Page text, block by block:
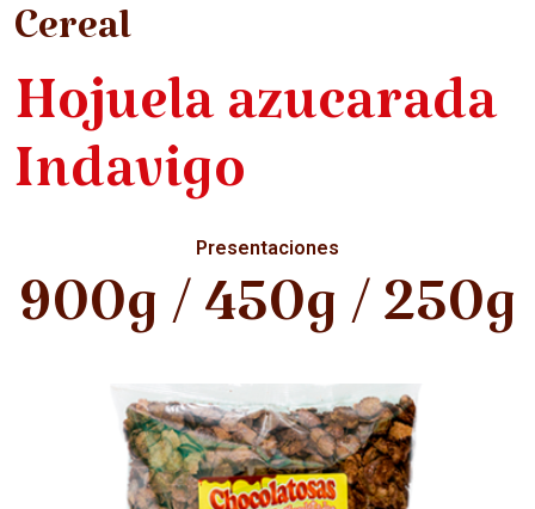
Cereal
Hojuela azucarada
Indavigo
Presentaciones
900g / 450g / 250g